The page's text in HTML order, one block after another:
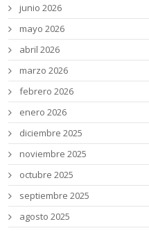
junio 2026
mayo 2026
abril 2026
marzo 2026
febrero 2026
enero 2026
diciembre 2025
noviembre 2025
octubre 2025
septiembre 2025
agosto 2025